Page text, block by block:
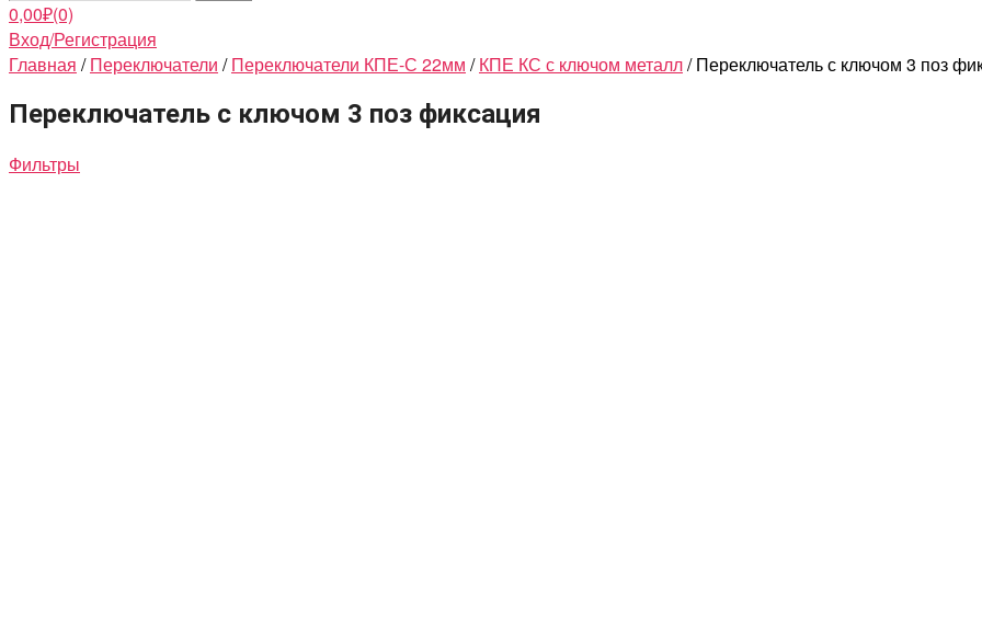
0,00₽(0)
Вход/Регистрация
Главная /Переключатели /Переключатели КПЕ-С 22мм /КПЕ КС с ключом металл/ Переключатель с ключом 3 поз
Переключатель с ключом 3 поз фиксация
Фильтры